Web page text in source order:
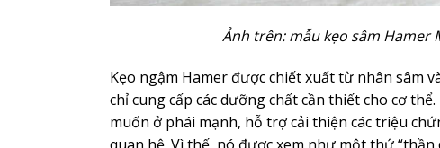
Ảnh trên: mẫu kẹo sâm Hamer
Kẹo ngậm Hamer được chiết xuất từ nhân sâm
chỉ cung cấp các dưỡng chất cần thiết cho cơ
muốn ở phái mạnh, hỗ trợ cải thiện các triệu
quan hệ. Vì thế, nó được xem như một thứ